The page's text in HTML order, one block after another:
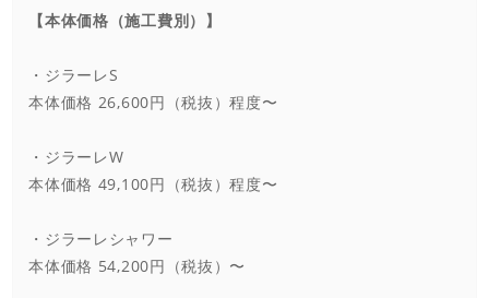
【本体価格（施工費別）】
・ジラーレS
本体価格 26,600円（税抜）程度〜
・ジラーレW
本体価格 49,100円（税抜）程度〜
・ジラーレシャワー
本体価格 54,200円（税抜）〜